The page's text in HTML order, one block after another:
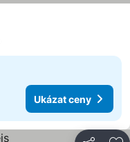
Ukázat ceny